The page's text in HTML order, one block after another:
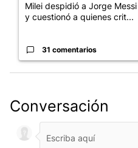
Milei despidió a Jorge Messi
y cuestionó a quienes crit...
31 comentarios
Conversación